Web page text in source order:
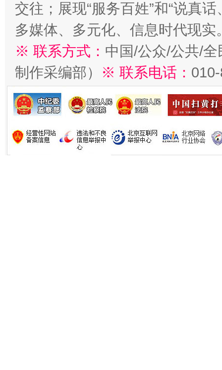
交往；展现“服务百姓”和“说真
多媒体、多元化、信息时代现实
※ 联系方式： 中国/公众/公共/
制作采编部）
※ 联系电话：